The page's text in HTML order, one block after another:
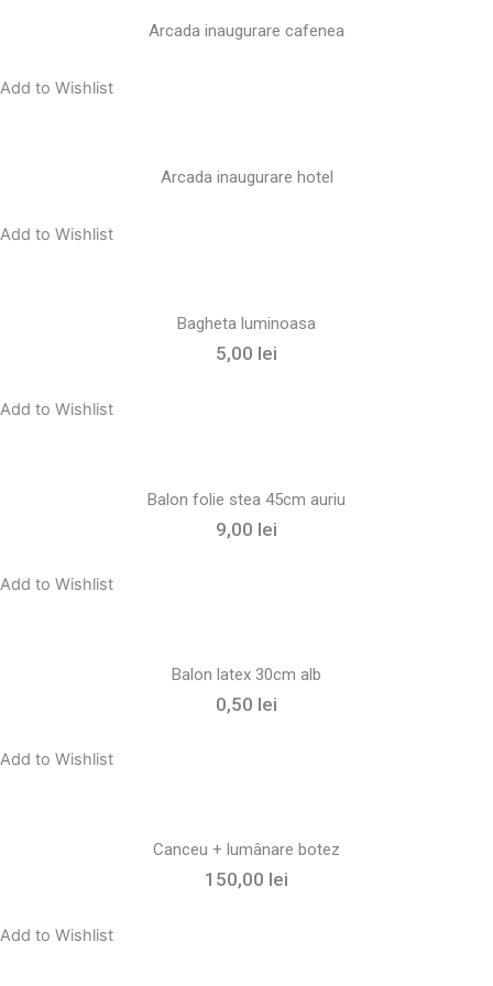
Arcada inaugurare cafenea
Add to Wishlist
Arcada inaugurare hotel
Add to Wishlist
Bagheta luminoasa
5,00 lei
Add to Wishlist
Balon folie stea 45cm auriu
9,00 lei
Add to Wishlist
Balon latex 30cm alb
0,50 lei
Add to Wishlist
Canceu + lumânare botez
150,00 lei
Add to Wishlist